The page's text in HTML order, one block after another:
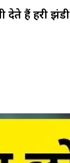
देते हैं हरी झंडी